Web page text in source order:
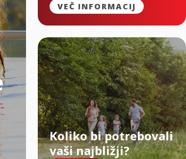
VEČ INFORMACIJ
Koliko bi potrebovali
vaši najbližji?